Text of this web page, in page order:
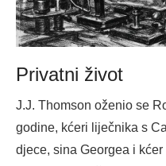
Privatni život
J.J. Thomson oženio se
godine, kćeri liječnika s
djece, sina Georgea i